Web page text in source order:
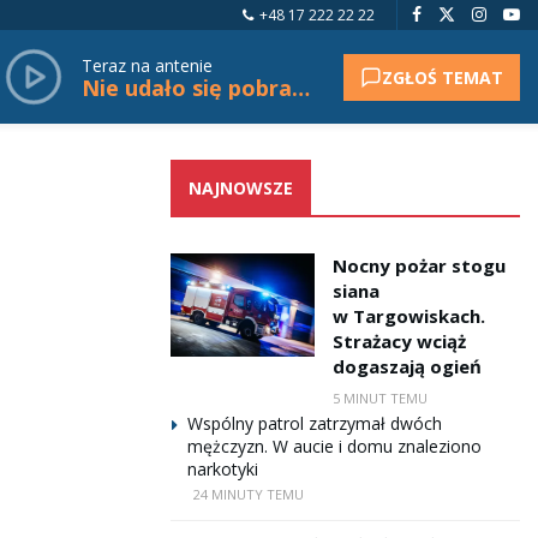
+48 17 222 22 22
Teraz na antenie
Nie udało się pobrać tytułu. ZGŁOŚ TEMAT
NAJNOWSZE
Nocny pożar stogu
siana
w Targowiskach.
Strażacy wciąż
dogaszają ogień
5 MINUT TEMU
Wspólny patrol zatrzymał dwóch
mężczyzn. W aucie i domu znaleziono
narkotyki
24 MINUTY TEMU